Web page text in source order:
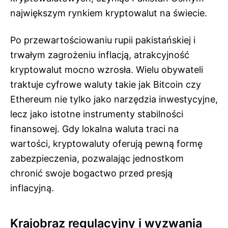
największym rynkiem kryptowalut na świecie.
Po przewartościowaniu rupii pakistańskiej i
trwałym zagrożeniu inflacją, atrakcyjność
kryptowalut mocno wzrosła. Wielu obywateli
traktuje cyfrowe waluty takie jak Bitcoin czy
Ethereum nie tylko jako narzędzia inwestycyjne,
lecz jako istotne instrumenty stabilności
finansowej. Gdy lokalna waluta traci na
wartości, kryptowaluty oferują pewną formę
zabezpieczenia, pozwalając jednostkom
chronić swoje bogactwo przed presją
inflacyjną.
Krajobraz regulacyjny i wyzwania